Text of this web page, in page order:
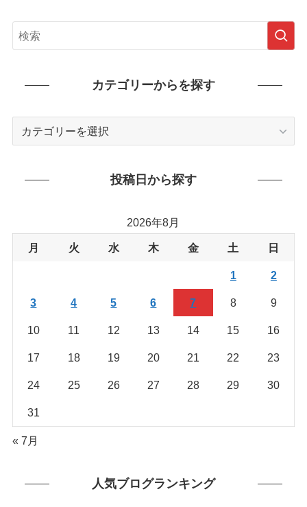
カテゴリーからを探す
投稿日から探す
2026年8月
月 火 水 木 金 土 日
1 2
3 4 5 6 7 8 9
10 11 12 13 14 15 16
17 18 19 20 21 22 23
24 25 26 27 28 29 30
31
« 7月
人気ブログランキング